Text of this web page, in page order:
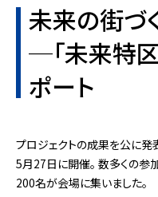
未来の街づ
─「未来特区
ポート
プロジェクトの成果を公に発
5月27日に開催。 数多くの参
200名が会場に集いました。